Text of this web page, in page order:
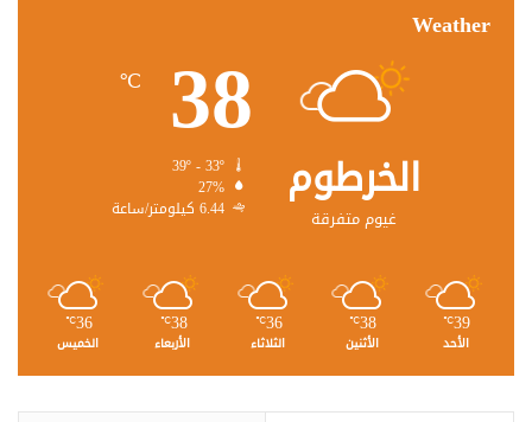
Weather
الخرطوم
غيوم متفرقة
38
℃
27%
6.44 كيلومتر/ساعة
39
℃
الأحد
38
℃
الأثنين
36
℃
الثلاثاء
38
℃
الأربعاء
36
℃
الخميس